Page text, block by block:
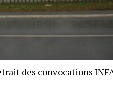
des convocations